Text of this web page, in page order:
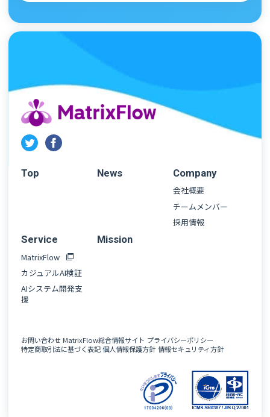
Top News
Company
会社概要
チームメンバー
採用情報
Service
MatrixFlow
カジュアルAI検証
AIシステム開発支
援
Mission
お問い合わせ MatrixFlow総合情報サイト プライバシーポリシー
特定商取引法に基づく表記 個人情報保護方針 情報セキュリティ方針